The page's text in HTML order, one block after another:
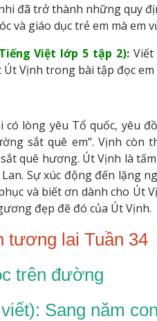
đã trở thành những quy
và giáo dục trẻ em mà em
Việt lớp 5 tập 2):
Vịnh trong bài tập đọc em
lòng yêu Tổ quốc, yêu
sắt quê em". Vịnh còn
quê hương. Út Vịnh là
Sự xúc động đến lặng
và biết ơn dành cho Út
đẹp đẽ đó của Út Vịnh.
tương lai Tuần 34
trên đường
Sang năm